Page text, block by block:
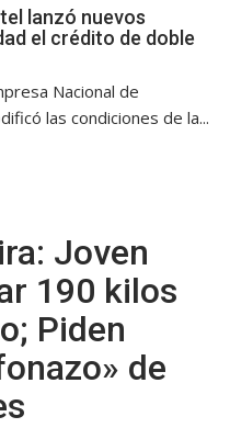
lanzó nuevos
el crédito de doble
Nacional de
las condiciones de la...
Joven
190 kilos
Piden
de